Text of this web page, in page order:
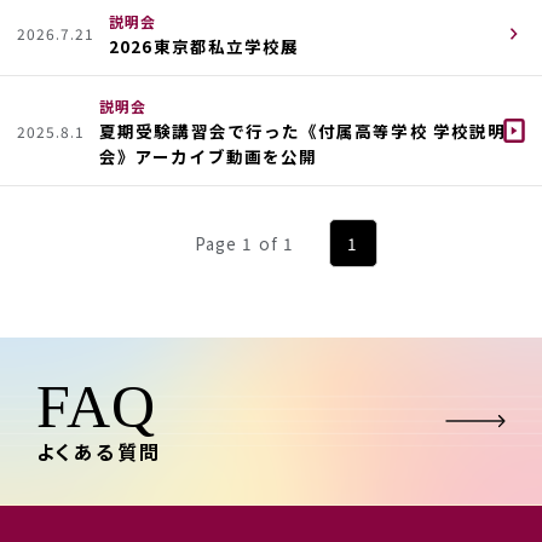
2026.7.21
説明会
2026東京都私立学校展
2025.8.1
説明会
夏期受験講習会で行った《付属高等学校 学校説明
会》アーカイブ動画を公開
Page 1 of 1 1
FAQ
よくある質問